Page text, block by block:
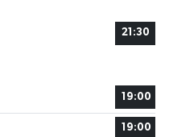
21:30
19:00
19:00